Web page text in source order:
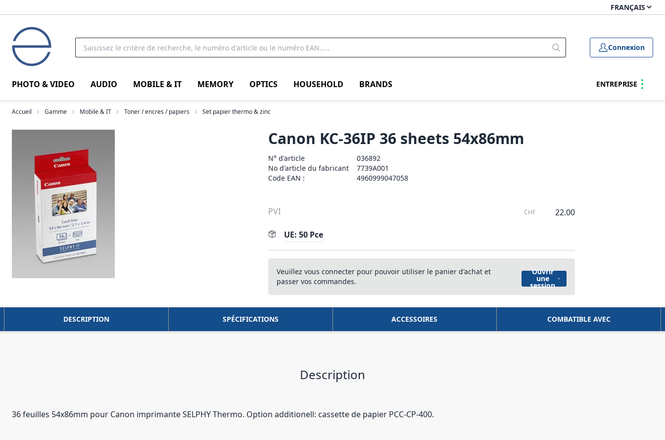
Connexion
PHOTO & VIDEO AUDIO MOBILE & IT MEMORY OPTICS HOUSEHOLD BRANDS ENTREPRISE
Accueil Gamme Mobile & IT Toner / encres / papiers Set papier thermo & zinc
Canon KC-36IP 36 sheets 54x86mm
N° d'article
036892
No d'article du fabricant
7739A001
Code EAN :
4960999047058
PVI CHF 22.00
UE: 50 Pce
Veuillez vous connecter pour pouvoir utiliser le panier d'achat et
passer vos commandes.
Ouvrir
une
session
DESCRIPTION SPÉCIFICATIONS ACCESSOIRES COMBATIBLE AVEC
Description
36 feuilles 54x86mm pour Canon imprimante SELPHY Thermo. Option additionell: cassette de papier PCC-CP-400.